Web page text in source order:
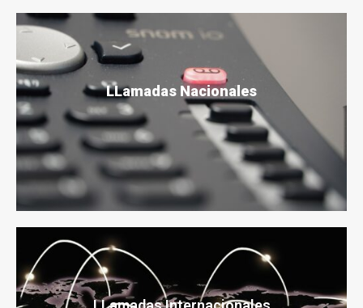
LLamadas Nacionales